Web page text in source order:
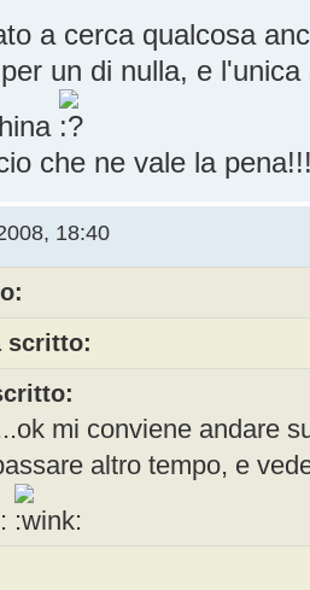
a cerca qualcosa
un di nulla, e
che ne vale la
18:40
scritto:
mi conviene andare
altro tempo, e